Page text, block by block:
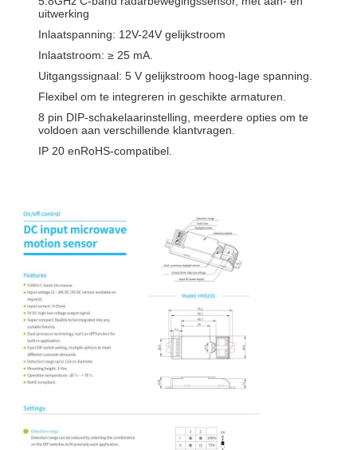
uitwerking
Inlaatspanning: 12V-24V gelijkstroom
Inlaatstroom: ≥ 25 mA.
Uitgangssignaal: 5 V gelijkstroom hoog-lage spanning.
Flexibel om te integreren in geschikte armaturen.
8 pin DIP-schakelaarinstelling, meerdere opties om te
voldoen aan verschillende klantvragen.
IP 20 enRoHS-compatibel.